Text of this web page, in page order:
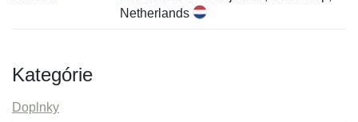
Netherlands
Kategórie
Doplnky